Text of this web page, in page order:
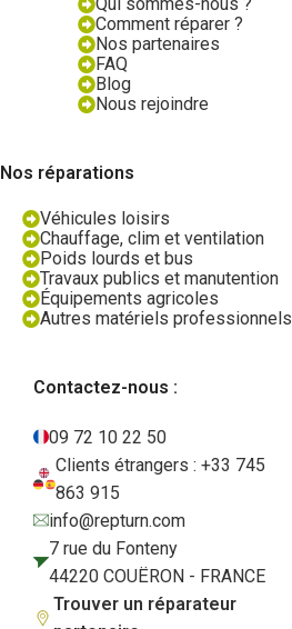
Comment réparer ?
Nos partenaires
FAQ
Blog
Nous rejoindre
Nos réparations
Véhicules loisirs
Chauffage, clim et ventilation
Poids lourds et bus
Travaux publics et manutention
Équipements agricoles
Autres matériels professionnels
Contactez-nous :
09 72 10 22 50
Clients étrangers : +33 745
863 915
info@repturn.com
7 rue du Fonteny
44220 COUËRON - FRANCE
Trouver un réparateur